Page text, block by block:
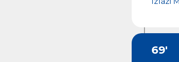
69'